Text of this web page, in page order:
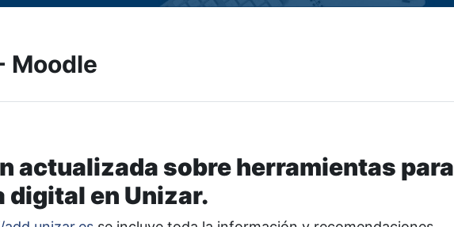
Moodle
actualizada sobre herramientas para
digital en Unizar.